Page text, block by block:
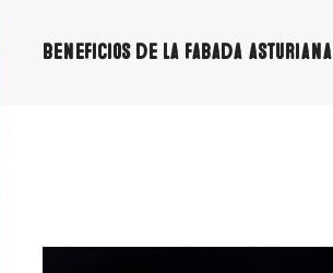
Beneficios de la fabada asturiana